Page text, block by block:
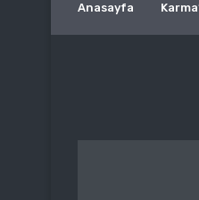
Anasayfa